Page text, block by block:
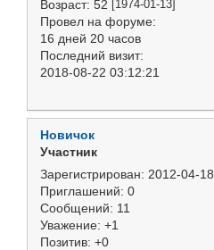
Возраст: 52 [1974-01-13]
Провел на форуме:
16 дней 20 часов
Последний визит:
2018-08-22 03:12:21
Новичок
Участник
Зарегистрирован: 2012-04-18
Приглашений: 0
Сообщений: 11
Уважение: +1
Позитив: +0